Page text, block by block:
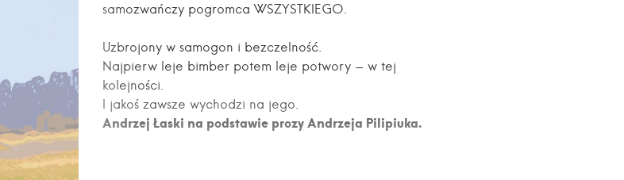
samozwańczy pogromca WSZYSTKIEGO.
Uzbrojony w samogon i bezczelność.
Najpierw leje bimber potem leje potwory - w tej
kolejności.
I jakoś zawsze wychodzi na jego.
Andrzej Łaski na podstawie prozy Andrzeja Pilipiuka.